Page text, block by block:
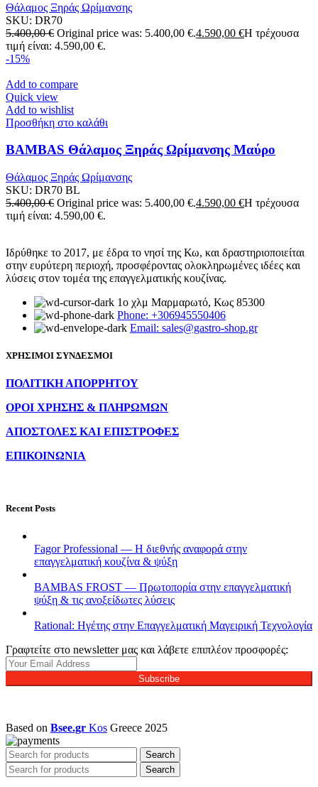
Θάλαμος Ξηράς Ωρίμανσης
SKU: DR70
5.400,00€ Original price was: 5.400,00 €.4.590,00 €Η τρέχουσα
τιμή είναι: 4.590,00 €.
-15%
Add to compare
Quick view
Add to wishlist
Προσθήκη στο καλάθι
BAMBAS Θάλαμος Ξηράς Ωρίμανσης Μαύρο
Θάλαμος Ξηράς Ωρίμανσης
SKU: DR70 BL
5.400,00€ Original price was: 5.400,00 €.4.590,00 €Η τρέχουσα
τιμή είναι: 4.590,00 €.
Ιδρύθηκε το 2017, με έδρα το νησί της Κω, και δραστηριοποιείται
στην ευρύτερη περιοχή, προσφέροντας ολοκληρωμένες ιδέες και
λύσεις στον τομέα της επαγγελματικής κουζίνας.
1ο χλμ Μαρμαρωτό, Κως 85300
Phone: +306945550406
Email: sales@gastro-shop.gr
ΧΡΗΣΙΜΟΙ ΣΥΝΔΕΣΜΟΙ
ΠΟΛΙΤΙΚΗ ΑΠΟΡΡΗΤΟΥ
ΟΡΟΙ ΧΡΗΣΗΣ & ΠΛΗΡΩΜΩΝ
ΑΠΟΣΤΟΛΕΣ ΚΑΙ ΕΠΙΣΤΡΟΦΕΣ
ΕΠΙΚΟΙΝΩΝΙΑ
Recent Posts
Fagor Professional — Η διεθνής αναφορά στην
επαγγελματική κουζίνα & ψύξη
BAMBAS FROST — Πρωτοπορία στην επαγγελματική
ψύξη & τις ανοξείδωτες λύσεις
Rational: Ηγέτης στην Επαγγελματική Μαγειρική Τεχνολογία
Γραφτείτε στο newsletter μας και λάβετε επιπλέον προσφορές:
Subscribe
Based on Bsee.gr Kos Greece 2025
Search
Search